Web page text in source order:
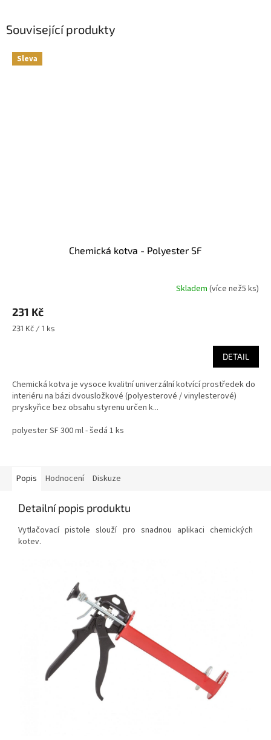
Související produkty
Sleva
Chemická kotva - Polyester SF
Skladem (více než5 ks)
231 Kč
Měrná
231 Kč / 1 ks
DETAIL
Chemická kotva je vysoce kvalitní univerzální kotvící prostředek do
interiéru na bázi dvousložkové (polyesterové / vinylesterové)
pryskyřice bez obsahu styrenu určen k...
polyester SF 300 ml - šedá 1 ks
Popis Hodnocení Diskuze
Detailní popis produktu
Vytlačovací pistole slouží pro snadnou aplikaci chemických
kotev.